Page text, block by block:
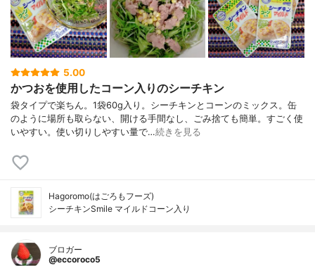
5.00
かつおを使用したコーン入りのシーチキン
袋タイプで楽ちん。1袋60g入り。シーチキンとコーンのミックス。缶
のように場所も取らない、開ける手間なし、ごみ捨ても簡単。すごく使
いやすい。使い切りしやすい量で…続きを見る
Hagoromo(はごろもフーズ)
シーチキンSmile マイルドコーン入り
ブロガー
@eccoroco5